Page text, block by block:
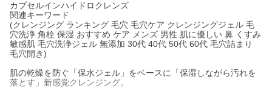
カプセルインハイドロクレンズ
関連キーワード
(クレンジング ランキング 毛穴 毛穴ケア クレンジングジェル 毛
穴洗浄 角栓 保湿 おすすめ ケア メンズ 男性 肌に優しい 鼻 くすみ
敏感肌 毛穴洗浄ジェル 無添加 30代 40代 50代 60代 毛穴詰まり
毛穴開き)
肌の乾燥を防ぐ「保水ジェル」をベースに「保湿しながら汚れを
落とす」新感覚クレンジング。